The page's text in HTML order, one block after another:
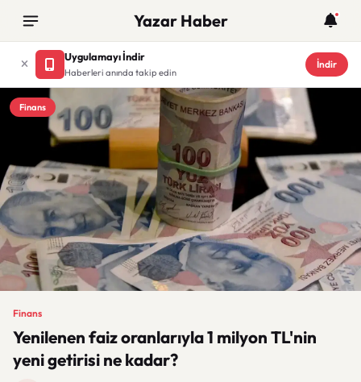
Yazar Haber
Uygulamayı İndir
Haberleri anında takip edin
İndir
Finans
Finans
Yenilenen faiz oranlarıyla 1 milyon TL'nin
yeni getirisi ne kadar?